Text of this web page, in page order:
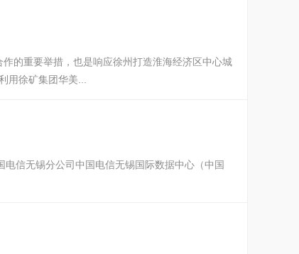
的重要举措，也是响应徐州打造淮海经济区中心城
用徐矿集团华美...
信无锡分公司中国电信无锡国际数据中心（中国